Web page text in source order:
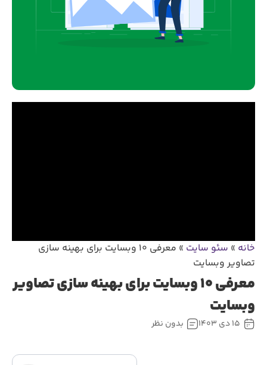
خانه»سئو سایت»
معرفی 10 وبسایت برای بهینه سازی
تصاویر وبسایت
معرفی 10 وبسایت برای بهینه سازی تصاویر
وبسایت
15 دی 1403 بدون نظر